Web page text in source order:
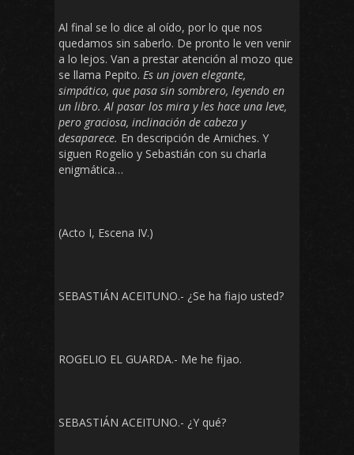
Al final se lo dice al oído, por lo que nos
quedamos sin saberlo. De pronto le ven venir
a lo lejos. Van a prestar atención al mozo que
se llama Pepito. Es un joven elegante,
simpático, que pasa sin sombrero, leyendo en
un libro. Al pasar los mira y les hace una leve,
pero graciosa, inclinación de cabeza y
desaparece. En descripción de Arniches. Y
siguen Rogelio y Sebastián con su charla
enigmática…
(Acto I, Escena IV.)
SEBASTIÁN ACEITUNO.- ¿Se ha fiajo usted?
ROGELIO EL GUARDA.- Me he fijao.
SEBASTIÁN ACEITUNO.- ¿Y qué?